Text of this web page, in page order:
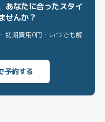
あなたに合ったスタイ
せんか？
期費用0円・いつでも解
予約する